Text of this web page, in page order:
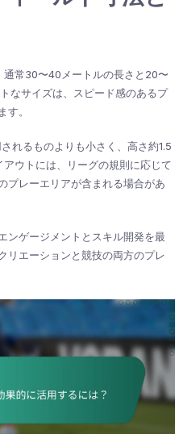
常30〜40メートルの長さと20〜
なサイズは、スピード感のあるプ
す。
れるものよりも小さく、高さ約1.5
ウトには、リーグの規則に応じて
プレーエリアが含まれる場合があ
ンゲージメントとスキル開発を最
リエーションと競技の両方のプレ